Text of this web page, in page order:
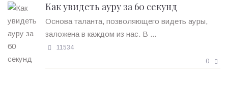
Как увидеть ауру за 60 секунд
Основа таланта, позволяющего видеть ауры,
заложена в каждом из нас. В ...
11534
0